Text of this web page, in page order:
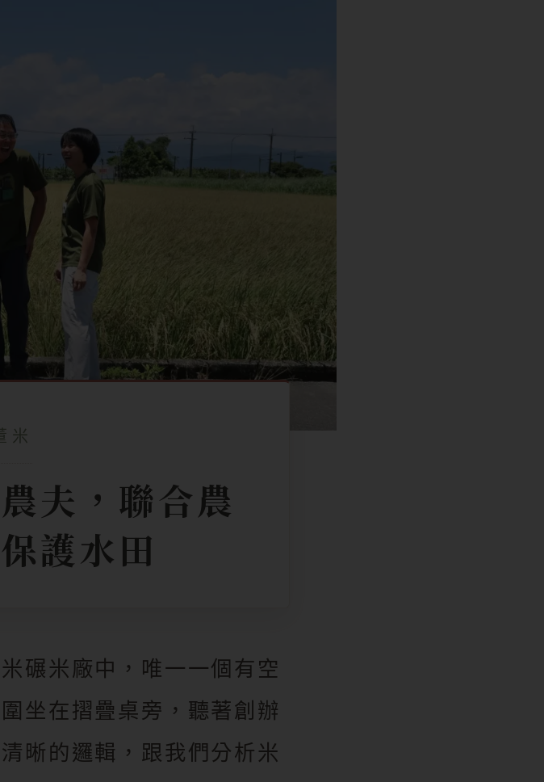
米
夫，聯合農
護水田
碾米廠中，唯一一個有空
坐在摺疊桌旁，聽著創辦
晰的邏輯，跟我們分析米